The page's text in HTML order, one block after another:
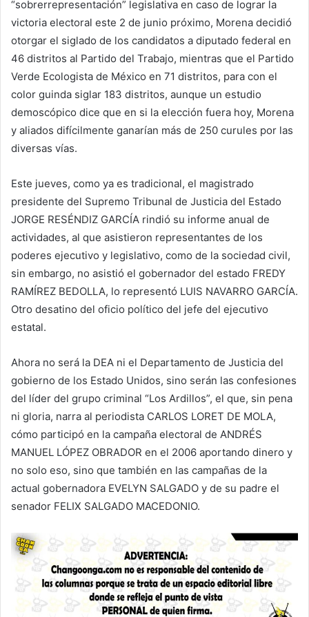
“sobrerrepresentación” legislativa en caso de lograr la
victoria electoral este 2 de junio próximo, Morena decidió
otorgar el siglado de los candidatos a diputado federal en
46 distritos al Partido del Trabajo, mientras que el Partido
Verde Ecologista de México en 71 distritos, para con el
color guinda siglar 183 distritos, aunque un estudio
demoscópico dice que en si la elección fuera hoy, Morena
y aliados difícilmente ganarían más de 250 curules por las
diversas vías.
Este jueves, como ya es tradicional, el magistrado
presidente del Supremo Tribunal de Justicia del Estado
JORGE RESÉNDIZ GARCÍA rindió su informe anual de
actividades, al que asistieron representantes de los
poderes ejecutivo y legislativo, como de la sociedad civil,
sin embargo, no asistió el gobernador del estado FREDY
RAMÍREZ BEDOLLA, lo representó LUIS NAVARRO GARCÍA.
Otro desatino del oficio político del jefe del ejecutivo
estatal.
Ahora no será la DEA ni el Departamento de Justicia del
gobierno de los Estado Unidos, sino serán las confesiones
del líder del grupo criminal “Los Ardillos”, el que, sin pena
ni gloria, narra al periodista CARLOS LORET DE MOLA,
cómo participó en la campaña electoral de ANDRÉS
MANUEL LÓPEZ OBRADOR en el 2006 aportando dinero y
no solo eso, sino que también en las campañas de la
actual gobernadora EVELYN SALGADO y de su padre el
senador FELIX SALGADO MACEDONIO.